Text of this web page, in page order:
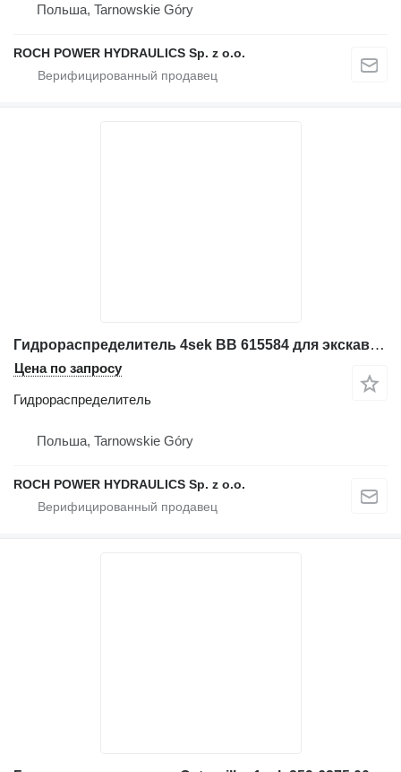
Польша, Tarnowskie Góry
ROCH POWER HYDRAULICS Sp. z o.o.
Гидрораспределитель 4sek BB 615584 для экскаватора Komatsu
Цена по запросу
Гидрораспределитель
Польша, Tarnowskie Góry
ROCH POWER HYDRAULICS Sp. z o.o.